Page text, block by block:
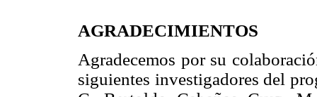
AGRADECIMIENTOS
Agradecemos por su
siguientes investigadores del